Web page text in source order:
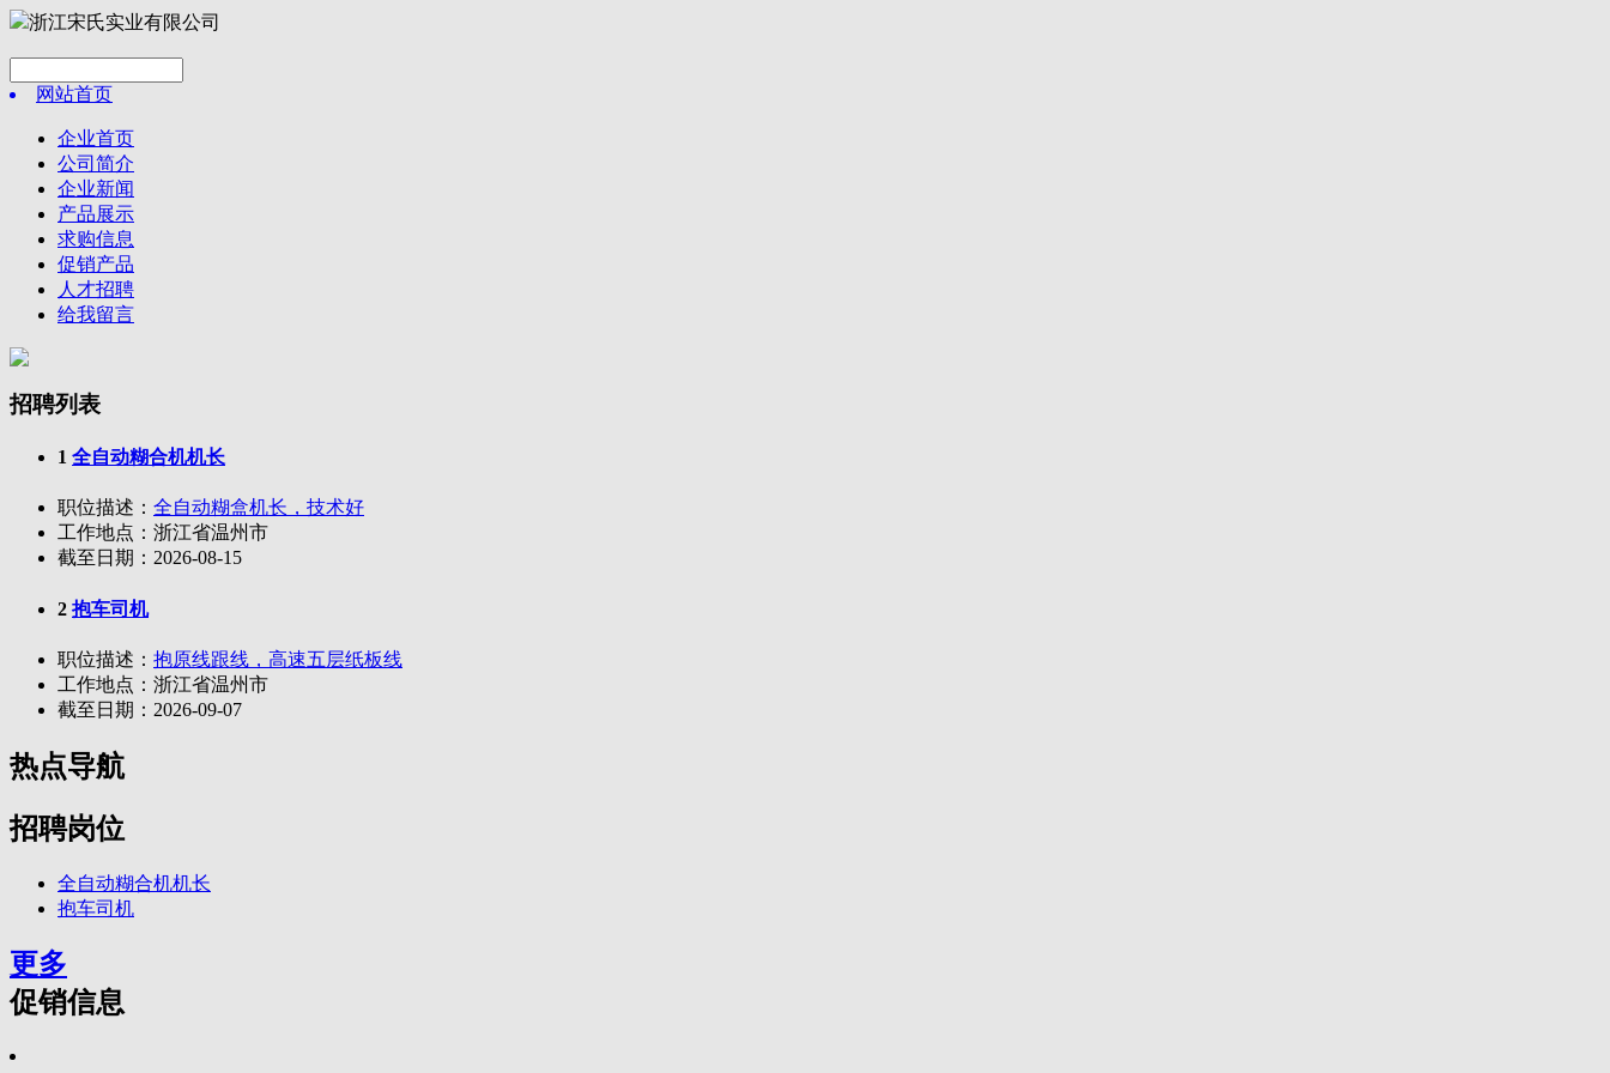
浙江宋氏实业有限公司
网站首页
企业首页
公司简介
企业新闻
产品展示
求购信息
促销产品
人才招聘
给我留言
招聘列表
1 全自动糊合机机长
职位描述： 全自动糊盒机长，技术好
工作地点： 浙江省温州市
截至日期： 2026-08-15
2 抱车司机
职位描述： 抱原线跟线，高速五层纸板线
工作地点： 浙江省温州市
截至日期： 2026-09-07
热点导航
招聘岗位
全自动糊合机机长
抱车司机
更多
促销信息